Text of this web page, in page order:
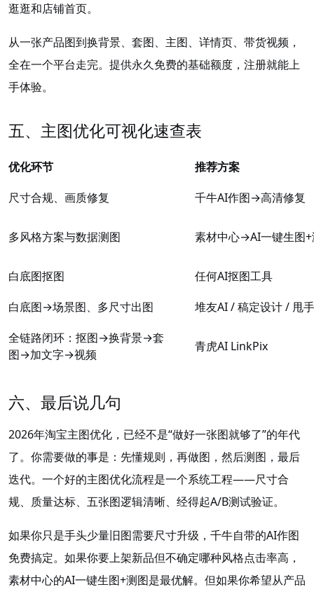
逛逛和店铺首页。
从一张产品图到换背景、套图、主图、详情页、带货视频，
全在一个平台走完。提供永久免费的基础额度，注册就能上
手体验。
五、主图优化可视化速查表
优化环节
推荐方案
尺寸合规、画质修复
千牛AI作图→高清修复
多风格方案与数据测图 素材中心→AI一键生图
白底图抠图
任何AI抠图工具
白底图→场景图、多尺寸出图
堆友AI / 稿定设计 / 甩
全链路闭环：抠图→换背景→套
图→加文字→视频
青虎AI LinkPix
六、最后说几句
2026年淘宝主图优化，已经不是“做好一张图就够了”的年代
了。你需要做的事是：先懂规则，再做图，然后测图，最后
迭代。一个好的主图优化流程是一个系统工程——尺寸合
规、质量达标、五张图逻辑清晰、经得起A/B测试验证。
如果你只是手头少量旧图需要尺寸升级，千牛自带的AI作图
免费搞定。如果你要上架新品但不确定哪种风格点击率高，
素材中心的AI一键生图+测图是最优解。但如果你希望从产品